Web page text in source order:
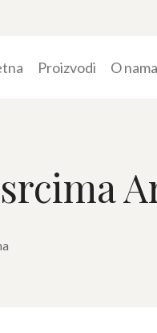
Proizvodi O nama